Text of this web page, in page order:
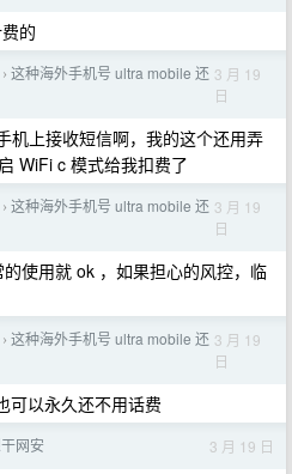
的
› 这种海外手机号 ultra mobile 还 3 月 19
日
机上接收短信啊，我的这个还用弄
WiFi c 模式给我扣费了
› 这种海外手机号 ultra mobile 还 3 月 19
日
使用就 ok ，如果担心的风控，临
› 这种海外手机号 ultra mobile 还 3 月 19
日
可以永久还不用话费
网安 3 月 19 日